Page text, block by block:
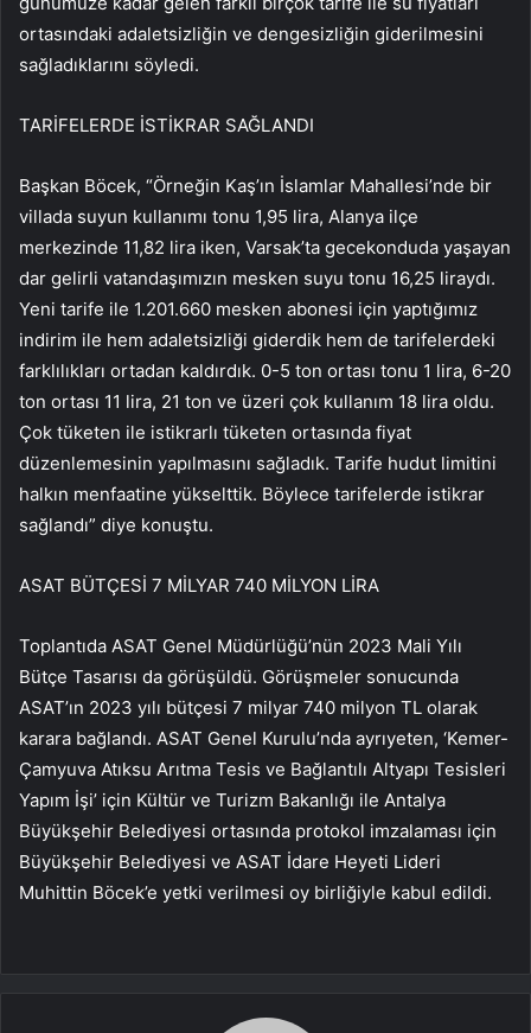
ortasındaki adaletsizliğin ve dengesizliğin giderilmesini
sağladıklarını söyledi.
TARİFELERDE İSTİKRAR SAĞLANDI
Başkan Böcek, “Örneğin Kaş’ın İslamlar Mahallesi’nde bir
villada suyun kullanımı tonu 1,95 lira, Alanya ilçe
merkezinde 11,82 lira iken, Varsak’ta gecekonduda yaşayan
dar gelirli vatandaşımızın mesken suyu tonu 16,25 liraydı.
Yeni tarife ile 1.201.660 mesken abonesi için yaptığımız
indirim ile hem adaletsizliği giderdik hem de tarifelerdeki
farklılıkları ortadan kaldırdık. 0-5 ton ortası tonu 1 lira, 6-20
ton ortası 11 lira, 21 ton ve üzeri çok kullanım 18 lira oldu.
Çok tüketen ile istikrarlı tüketen ortasında fiyat
düzenlemesinin yapılmasını sağladık. Tarife hudut limitini
halkın menfaatine yükselttik. Böylece tarifelerde istikrar
sağlandı” diye konuştu.
ASAT BÜTÇESİ 7 MİLYAR 740 MİLYON LİRA
Toplantıda ASAT Genel Müdürlüğü’nün 2023 Mali Yılı
Bütçe Tasarısı da görüşüldü. Görüşmeler sonucunda
ASAT’ın 2023 yılı bütçesi 7 milyar 740 milyon TL olarak
karara bağlandı. ASAT Genel Kurulu’nda ayrıyeten, ‘Kemer-
Çamyuva Atıksu Arıtma Tesis ve Bağlantılı Altyapı Tesisleri
Yapım İşi’ için Kültür ve Turizm Bakanlığı ile Antalya
Büyükşehir Belediyesi ortasında protokol imzalaması için
Büyükşehir Belediyesi ve ASAT İdare Heyeti Lideri
Muhittin Böcek’e yetki verilmesi oy birliğiyle kabul edildi.